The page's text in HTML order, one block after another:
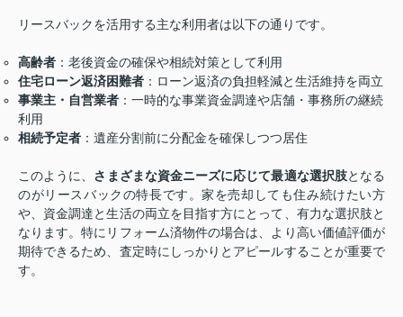
リースバックを活用する主な利用者は以下の通りです。
高齢者 ：老後資金の確保や相続対策として利用
住宅ローン返済困難者 ：ローン返済の負担軽減と生活維持を両立
事業主・自営業者 ：一時的な事業資金調達や店舗・事務所の継続
利用
相続予定者 ：遺産分割前に分配金を確保しつつ居住
このように、 さまざまな資金ニーズに応じて最適な選択肢となる
のがリースバックの特長です。家を売却しても住み続けたい方
や、資金調達と生活の両立を目指す方にとって、有力な選択肢と
なります。特にリフォーム済物件の場合は、より高い価値評価が
期待できるため、査定時にしっかりとアピールすることが重要で
す。